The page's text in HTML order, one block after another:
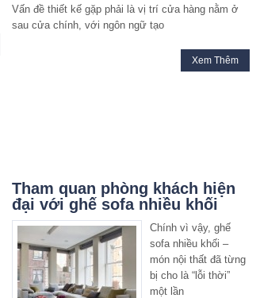
Vấn đề thiết kế gặp phải là vị trí cửa hàng nằm ở
sau cửa chính, với ngôn ngữ tạo
Xem Thêm
Tham quan phòng khách hiện
đại với ghế sofa nhiều khối
Chính vì vậy, ghế
sofa nhiều khối –
món nội thất đã từng
bị cho là “lỗi thời”
một lần